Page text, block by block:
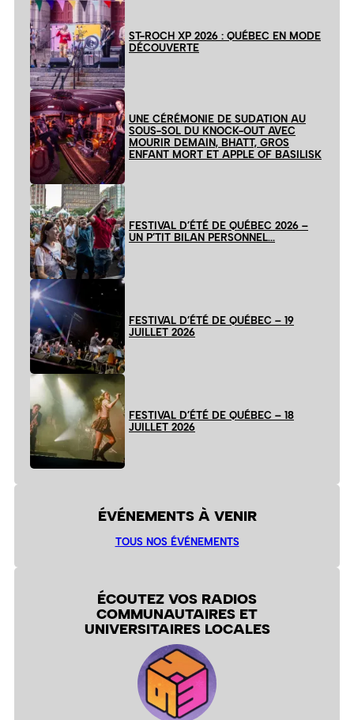
ST-ROCH XP 2026 : QUÉBEC EN MODE
DÉCOUVERTE
UNE CÉRÉMONIE DE SUDATION AU
SOUS-SOL DU KNOCK-OUT AVEC
MOURIR DEMAIN, BHATT, GROS
ENFANT MORT ET APPLE OF BASILISK
FESTIVAL D’ÉTÉ DE QUÉBEC 2026 –
UN P’TIT BILAN PERSONNEL…
FESTIVAL D’ÉTÉ DE QUÉBEC – 19
JUILLET 2026
FESTIVAL D’ÉTÉ DE QUÉBEC – 18
JUILLET 2026
ÉVÉNEMENTS À VENIR
TOUS NOS ÉVÉNEMENTS
ÉCOUTEZ VOS RADIOS
COMMUNAUTAIRES ET
UNIVERSITAIRES LOCALES